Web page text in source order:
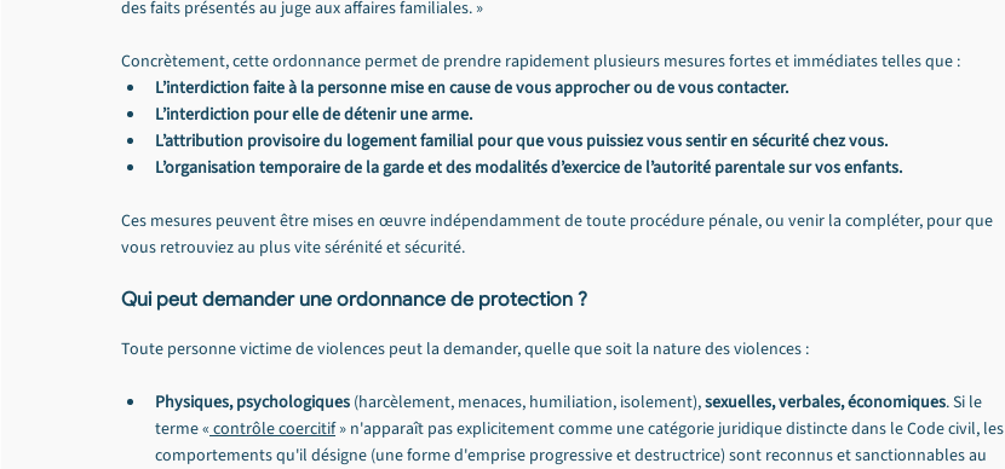
des faits présentés au juge aux affaires familiales. »
Concrètement, cette ordonnance permet de prendre rapidement plusieurs mesures fortes et immédiates telles que :
L’interdiction faite à la personne mise en cause de vous approcher ou de vous contacter.
L’interdiction pour elle de détenir une arme.
L’attribution provisoire du logement familial pour que vous puissiez vous sentir en sécurité chez vous.
L’organisation temporaire de la garde et des modalités d’exercice de l’autorité parentale sur vos enfants.
Ces mesures peuvent être mises en œuvre indépendamment de toute procédure pénale, ou venir la compléter, pour que
vous retrouviez au plus vite sérénité et sécurité.
Qui peut demander une ordonnance de protection ?
Toute personne victime de violences peut la demander, quelle que soit la nature des violences :
Physiques, psychologiques (harcèlement, menaces, humiliation, isolement), sexuelles, verbales, économiques. Si le
terme « contrôle coercitif » n'apparaît pas explicitement comme une catégorie juridique distincte dans le Code civil, les
comportements qu'il désigne (une forme d'emprise progressive et destructrice) sont reconnus et sanctionnables au